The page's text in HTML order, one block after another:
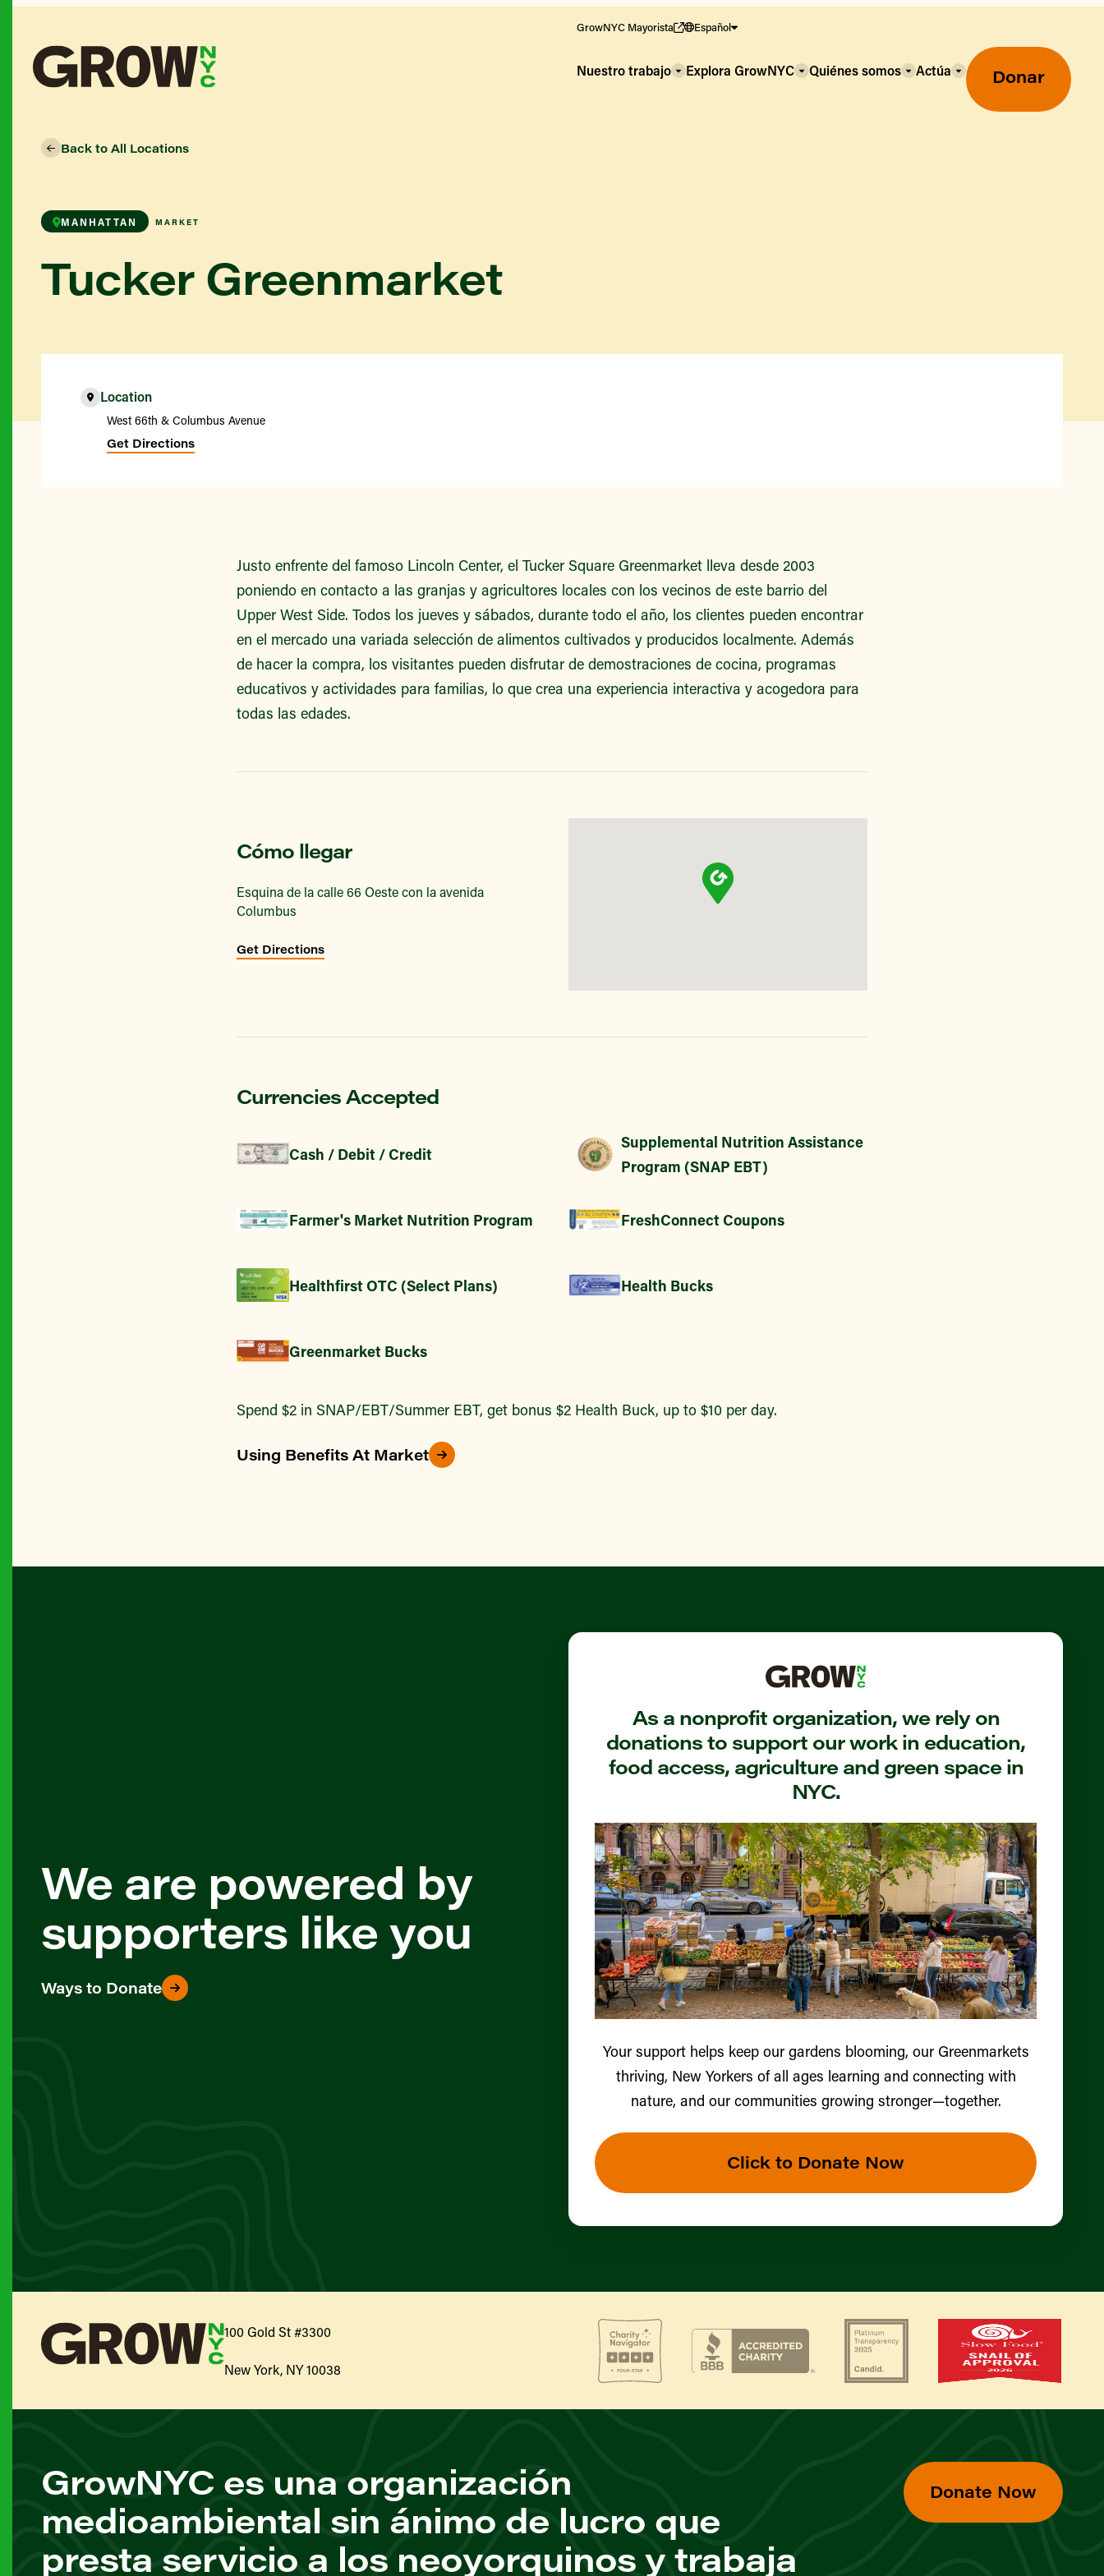
GrowNYC Mayorista Español
Nuestro trabajo
Uso de SNAP y beneficios
Explora GrowNYC Quiénes somos Actúa Donar
Back to All Locations
MANHATTAN MARKET
Tucker Greenmarket
Location
West 66th & Columbus Avenue
Get Directions
Justo enfrente del famoso Lincoln Center, el Tucker Square Greenmarket lleva desde 2003
poniendo en contacto a las granjas y agricultores locales con los vecinos de este barrio del
Upper West Side. Todos los jueves y sábados, durante todo el año, los clientes pueden encontrar
en el mercado una variada selección de alimentos cultivados y producidos localmente. Además
de hacer la compra, los visitantes pueden disfrutar de demostraciones de cocina, programas
educativos y actividades para familias, lo que crea una experiencia interactiva y acogedora para
todas las edades.
Cómo llegar
Esquina de la calle 66 Oeste con la avenida
Columbus
Get Directions
Currencies Accepted
Cash / Debit / Credit
Supplemental Nutrition Assistance
Program (SNAP EBT)
Farmer's Market Nutrition Program FreshConnect Coupons
Healthfirst OTC (Select Plans) Health Bucks
Greenmarket Bucks
Spend $2 in SNAP/EBT/Summer EBT, get bonus $2 Health Buck, up to $10 per day.
Using Benefits At Market
We are powered by
supporters like you
Ways to Donate
As a nonprofit organization, we rely on
donations to support our work in education,
food access, agriculture and green space in
NYC.
Your support helps keep our gardens blooming, our Greenmarkets
thriving, New Yorkers of all ages learning and connecting with
nature, and our communities growing stronger—together.
Click to Donate Now
100 Gold St #3300
New York, NY 10038
GrowNYC es una organización
medioambiental sin ánimo de lucro que
presta servicio a los neoyorquinos y trabaja
Donate Now